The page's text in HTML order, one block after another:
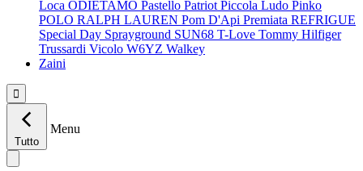
Loca ODIETAMO Pastello Patriot Piccola Ludo Pinko
POLO RALPH LAUREN Pom D'Api Premiata REFRIGUE
Special Day Sprayground SUN68 T-Love Tommy Hilfiger
Trussardi Vicolo W6YZ Walkey
Zaini

Tutto
Menu